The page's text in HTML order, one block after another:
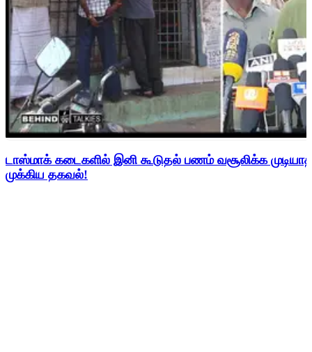
டாஸ்மாக் கடைகளில் இனி கூடுதல் பணம் வசூலிக்க
முக்கிய தகவல்!